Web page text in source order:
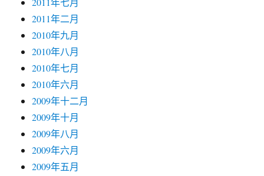
2011年二月
2010年九月
2010年八月
2010年七月
2010年六月
2009年十二月
2009年十月
2009年八月
2009年六月
2009年五月